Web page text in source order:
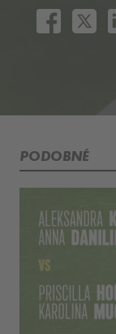
PODOBNÉ